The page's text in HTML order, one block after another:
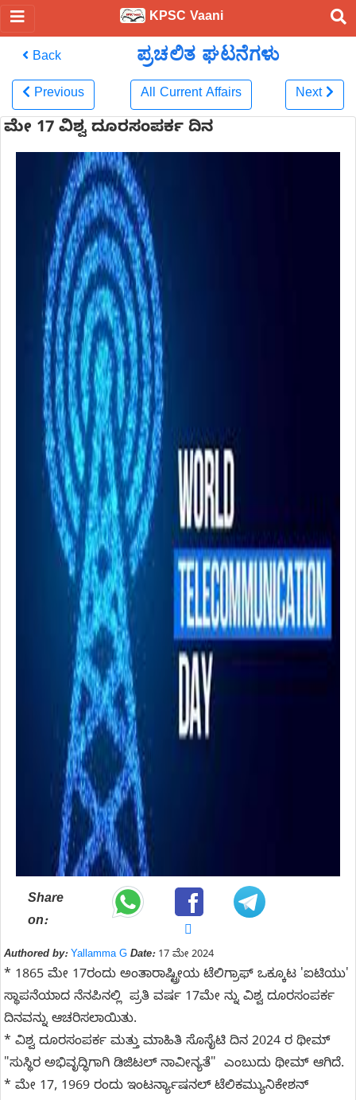
KPSC Vaani
Back ಪ್ರಚಲಿತ ಘಟನೆಗಳು
Previous All Current Affairs Next
ಮೇ 17 ವಿಶ್ವ ದೂರಸಂಪರ್ಕ ದಿನ
Share
on:
Authored by: Yallamma G Date:17 ಮೇ 2024
* 1865 ಮೇ 17ರಂದು ಅಂತಾರಾಷ್ಟ್ರೀಯ ಟೆಲಿಗ್ರಾಫ್ ಒಕ್ಕೂಟ 'ಐಟಿಯು'
ಸ್ಥಾಪನೆಯಾದ ನೆನಪಿನಲ್ಲಿ ಪ್ರತಿ ವರ್ಷ 17ಮೇ ನ್ನು ವಿಶ್ವ ದೂರಸಂಪರ್ಕ
ದಿನವನ್ನು ಆಚರಿಸಲಾಯಿತು.
* ವಿಶ್ವ ದೂರಸಂಪರ್ಕ ಮತ್ತು ಮಾಹಿತಿ ಸೊಸೈಟಿ ದಿನ 2024 ರ ಥೀಮ್
"ಸುಸ್ಥಿರ ಅಭಿವೃದ್ಧಿಗಾಗಿ ಡಿಜಿಟಲ್ ನಾವೀನ್ಯತೆ" ಎಂಬುದು ಥೀಮ್ ಆಗಿದೆ.
* ಮೇ 17, 1969 ರಂದು ಇಂಟರ್ನ್ಯಾಷನಲ್ ಟೆಲಿಕಮ್ಯುನಿಕೇಶನ್